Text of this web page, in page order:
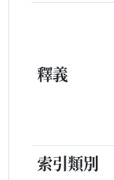
釋義
索引類別